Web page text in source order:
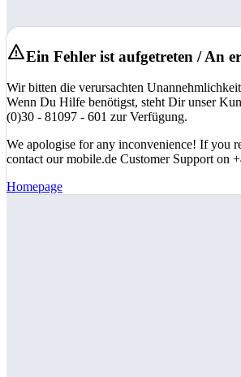
Ein Fehler ist aufgetreten / An
Wir bitten die verursachten
Wenn Du Hilfe benötigst, steht Dir unser
(0)30 - 81097 - 601 zur Verfügung.
We apologise for any inconvenience! If you
contact our mobile.de Customer Support on
Homepage